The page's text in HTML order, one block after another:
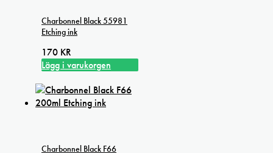
Charbonnel Black 55981
Etching ink
170 KR
Lägg i varukorgen
Charbonnel Black F66